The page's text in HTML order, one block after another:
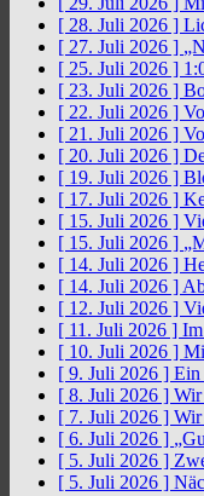
[ 28. Juli 2026 ]
[ 27. Juli 2026 ]
[ 25. Juli 2026 ]
[ 23. Juli 2026 ]
[ 22. Juli 2026 ]
[ 21. Juli 2026 ]
[ 20. Juli 2026 ]
[ 19. Juli 2026 ]
[ 17. Juli 2026 ]
[ 15. Juli 2026 ]
[ 15. Juli 2026 ]
[ 14. Juli 2026 ]
[ 14. Juli 2026 ]
[ 12. Juli 2026 ]
[ 11. Juli 2026 ]
[ 10. Juli 2026 ]
[ 9. Juli 2026 ] Ein
[ 8. Juli 2026 ] Wir
[ 7. Juli 2026 ] Wir
[ 6. Juli 2026 ]
[ 5. Juli 2026 ]
[ 5. Juli 2026 ]